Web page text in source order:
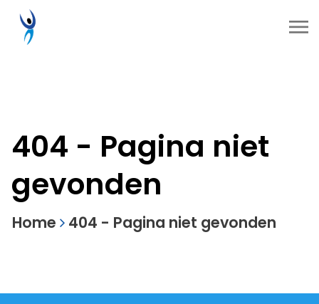
404 - Pagina niet
gevonden
Home 404 - Pagina niet gevonden